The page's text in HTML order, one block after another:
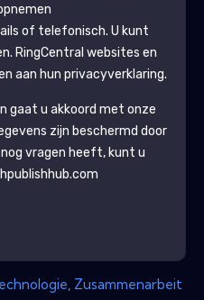
of telefonisch. U kunt
RingCentral websites en
aan hun privacyverklaring.
gaat u akkoord met onze
zijn beschermd door
nog vragen heeft, kunt u
Zusammenarbeit